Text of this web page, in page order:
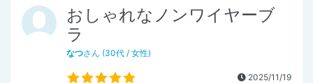
おしゃれなノンワイヤーブ
ラ
なつさん (30代 / 女性)
2025/11/19